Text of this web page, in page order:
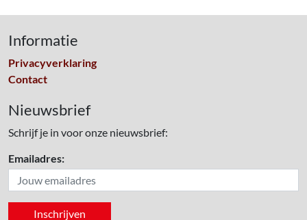
Informatie
Privacyverklaring
Contact
Nieuwsbrief
Schrijf je in voor onze nieuwsbrief:
Emailadres: